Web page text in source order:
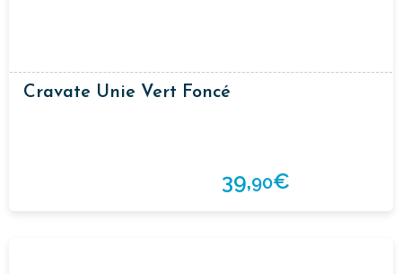
Cravate Unie Vert Foncé
39,90€